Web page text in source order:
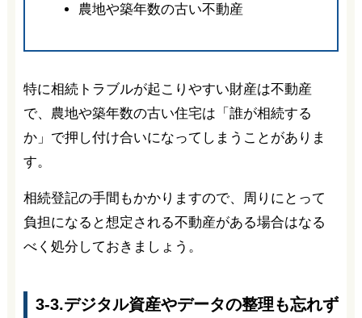
農地や築年数の古い不動産
特に相続トラブルが起こりやすい財産は不動産
で、農地や築年数の古い住宅は「誰が相続する
か」で押し付け合いになってしまうことがありま
す。
相続登記の手間もかかりますので、周りにとって
負担になると想定される不動産がある場合はなる
べく処分しておきましょう。
3-3.デジタル資産やデータの整理も忘れず